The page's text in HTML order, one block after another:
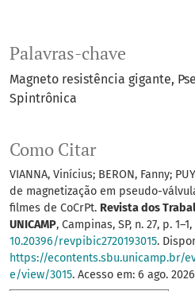
Palavras-chave
Magneto resistência gigante
Spintrônica
Como Citar
VIANNA, Vinícius; BERON, Fanny;
de magnetização em pseudo-
filmes de CoCrPt. Revista dos
UNICAMP, Campinas, SP, n. 27, p.
10.20396/revpibic2720193015.
https://
e/view/3015. Acesso em: 6 ago.